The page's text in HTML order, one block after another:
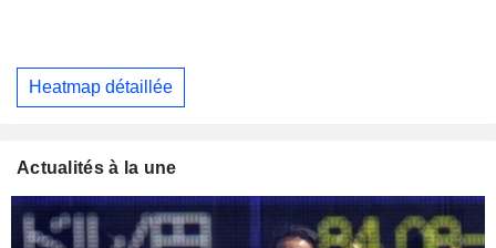
Heatmap détaillée
Actualités à la une